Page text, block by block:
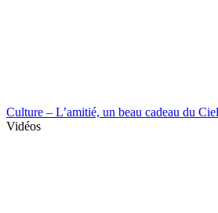
Culture – L’amitié, un beau cadeau du
Vidéos